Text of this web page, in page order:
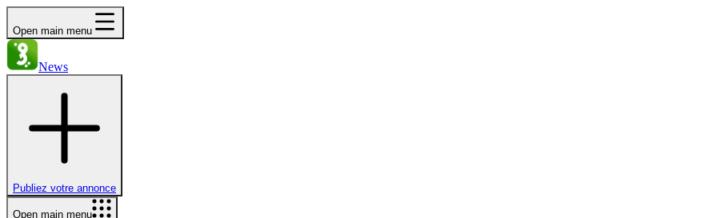
Open main menu
News
Publiez votre annonce
Open main menu